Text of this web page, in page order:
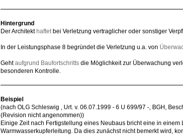
Hintergrund
Der Architekt haftetbei Verletzung vertraglicher oder sonstiger
In der Leistungsphase 8 begründet die Verletzung u.a. von
Gehtaufgrund Baufortschritts die Möglichkeit zur Überwachung
besonderen Kontrolle.
Beispiel
(nach OLG Schleswig , Urt. v. 06.07.1999 - 6 U 699/97 -, BGH,
(Revision nicht angenommen))
Einige Zeit nach Fertigstellung eines Neubaus bricht eine in
Warmwasserkupferleitung. Da dies zunächst nicht bemerkt wird,